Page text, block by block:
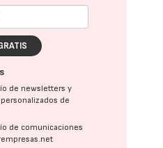
de newsletters y
de
de comunicaciones